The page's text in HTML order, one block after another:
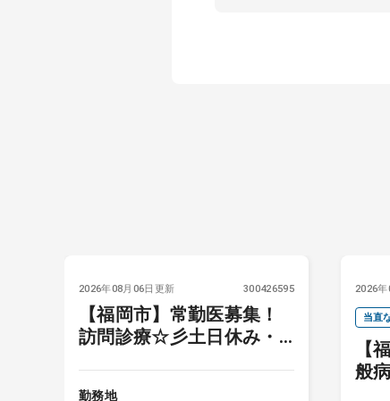
2026年08月06日更新 300426595
【福岡市】常勤医募集！
訪問診療☆彡土日休み・
勤務地
2026
当直
セカ
【
般